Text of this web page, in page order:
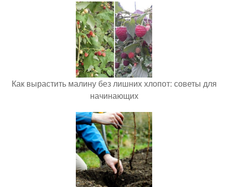
Как вырастить малину без лишних хлопот: советы для
начинающих